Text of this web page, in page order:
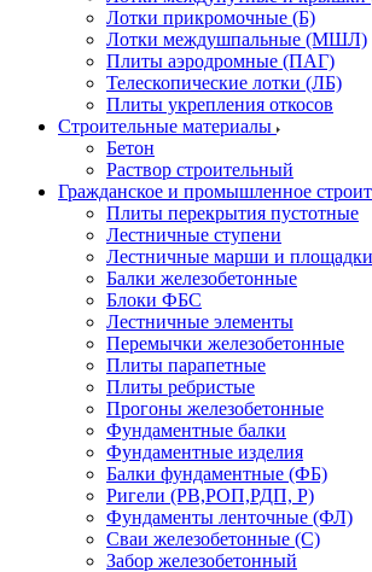
Лотки прикромочные (Б)
Лотки междушпальные (МШЛ)
Плиты аэродромные (ПАГ)
Телескопические лотки (ЛБ)
Плиты укрепления откосов
Строительные материалы
Бетон
Раствор строительный
Гражданское и промышленное
Плиты перекрытия пустотные
Лестничные ступени
Лестничные марши и площадки
Балки железобетонные
Блоки ФБС
Лестничные элементы
Перемычки железобетонные
Плиты парапетные
Плиты ребристые
Прогоны железобетонные
Фундаментные балки
Фундаментные изделия
Балки фундаментные (ФБ)
Ригели (РВ,РОП,РДП, Р)
Фундаменты ленточные (ФЛ)
Сваи железобетонные (С)
Забор железобетонный